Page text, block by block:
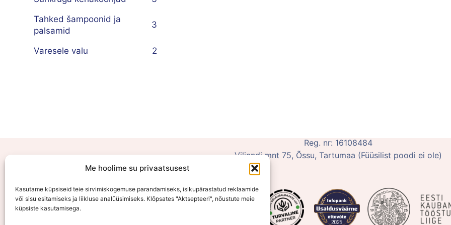
Me hoolime su privaatsusest
Kasutame küpsiseid teie sirvimiskogemuse parandamiseks, isikupärastatud reklaamide
või sisu esitamiseks ja liikluse analüüsimiseks. Klõpsates "Aktsepteeri", nõustute meie
küpsiste kasutamisega.
Tahked šampoonid ja
palsamid
3
Varesele valu 2
Reg. nr: 16108484
Viljandi mnt 75, Õssu, Tartumaa (Füüsilist poodi ei ole)